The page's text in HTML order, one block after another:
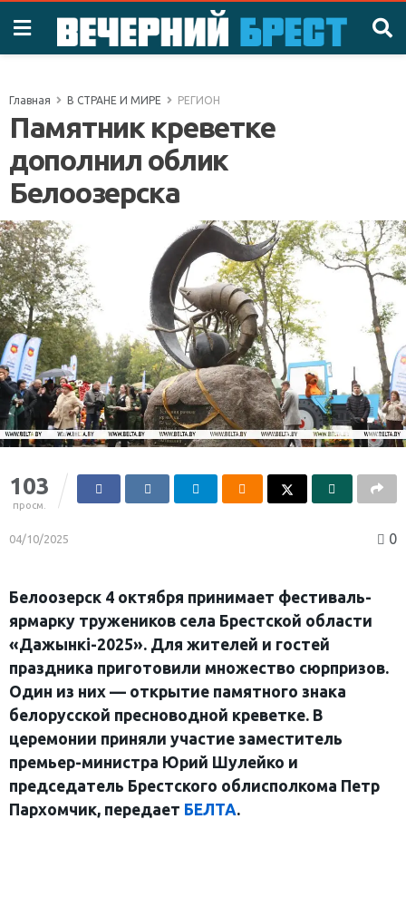
Главная В СТРАНЕ И МИРЕ РЕГИОН
Памятник креветке
дополнил облик
Белоозерска
103
просм.
04/10/2025 0
Белоозерск 4 октября принимает фестиваль-
ярмарку тружеников села Брестской области
«Дажынкі-2025». Для жителей и гостей
праздника приготовили множество сюрпризов.
Один из них — открытие памятного знака
белорусской пресноводной креветке. В
церемонии приняли участие заместитель
премьер-министра Юрий Шулейко и
председатель Брестского облисполкома Петр
Пархомчик, передает БЕЛТА.